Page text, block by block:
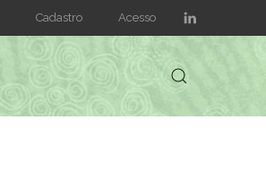
Cadastro Acesso